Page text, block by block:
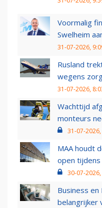
Voormalig
Swelheim
31-07-2026,
Rusland
wegens
31-07-2026,
Wachttijd
monteurs
31-07-2026,
MAA houdt
open
30-07-
Business
belangrijker